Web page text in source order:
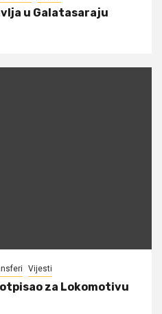
u Galatasaraju
Vijesti
za Lokomotivu